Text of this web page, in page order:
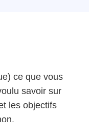
ce que vous
savoir sur
les objectifs